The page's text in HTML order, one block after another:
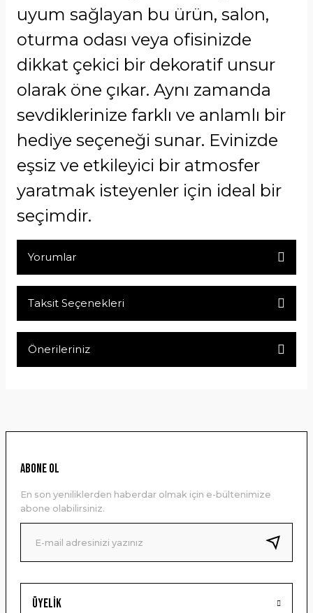
uyum sağlayan bu ürün, salon,
oturma odası veya ofisinizde
dikkat çekici bir dekoratif unsur
olarak öne çıkar. Aynı zamanda
sevdiklerinize farklı ve anlamlı bir
hediye seçeneği sunar. Evinizde
eşsiz ve etkileyici bir atmosfer
yaratmak isteyenler için ideal bir
seçimdir.
Yorumlar
Taksit Seçenekleri
Önerileriniz
Ürün resmi kalitesiz, bozuk veya görüntülenemiyor.
Ürün bilgilerinde hatalar bulunuyor.
Ürün fiyatı diğer sitelerden daha pahalı.
Bu ürüne benzer farklı alternatifler olmalı.
Üyelik
ABONE OL
En son yeniliklerden haberdar olmak için e-bültenimize
abone olabilirsiniz.